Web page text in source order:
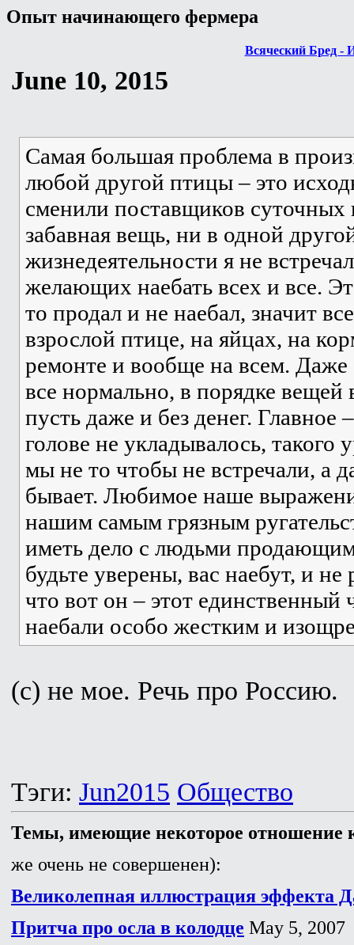
Опыт начинающего фермера
Всяческий Бред -
June 10, 2015
Самая большая проблема в
любой другой птицы – это
сменили поставщиков
забавная вещь, ни в одной
жизнедеятельности я не
желающих наебать всех и все.
то продал и не наебал, значит
взрослой птице, на яйцах, на
ремонте и вообще на всем. Даже
все нормально, в порядке вещей
пусть даже и без денег. Главное
голове не укладывалось,
мы не то чтобы не встречали, а
бывает. Любимое наше
нашим самым грязным
иметь дело с людьми
будьте уверены, вас наебут, и
что вот он – этот единственный
наебали особо жестким и
(c) не мое. Речь про Россию.
Тэги: Jun2015 Общество
Темы, имеющие некоторое отношение
же очень не совершенен):
Великолепная иллюстрация эффекта
Притча про осла в колодце May 5, 2007